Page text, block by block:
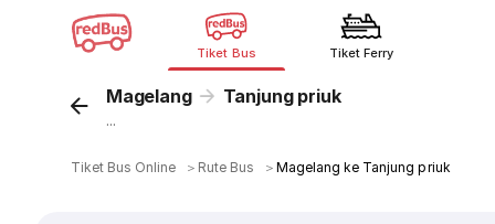
Tiket Bus Tiket Ferry
Magelang Tanjung priuk
...
Tiket Bus Online ＞ Rute Bus ＞Magelang ke Tanjung priuk